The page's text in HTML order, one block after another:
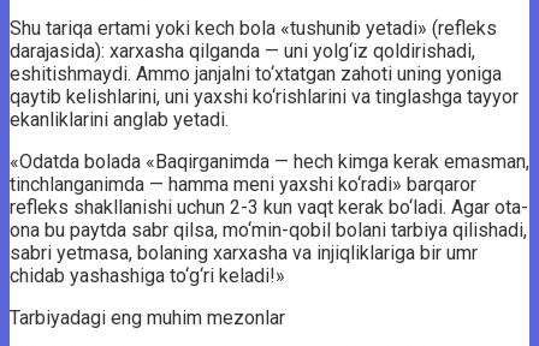
Shu tariqa ertami yoki kech bola «tushunib yetadi» (refleks
darajasida): xarxasha qilganda — uni yolg‘iz qoldirishadi,
eshitishmaydi. Ammo janjalni to‘xtatgan zahoti uning yoniga
qaytib kelishlarini, uni yaxshi ko‘rishlarini va tinglashga tayyor
ekanliklarini anglab yetadi.
«Odatda bolada «Baqirganimda — hech kimga kerak emasman,
tinchlanganimda — hamma meni yaxshi ko‘radi» barqaror
refleks shakllanishi uchun 2-3 kun vaqt kerak bo‘ladi. Agar ota-
ona bu paytda sabr qilsa, mo‘min-qobil bolani tarbiya qilishadi,
sabri yetmasa, bolaning xarxasha va injiqliklariga bir umr
chidab yashashiga to‘g‘ri keladi!»
Tarbiyadagi eng muhim mezonlar